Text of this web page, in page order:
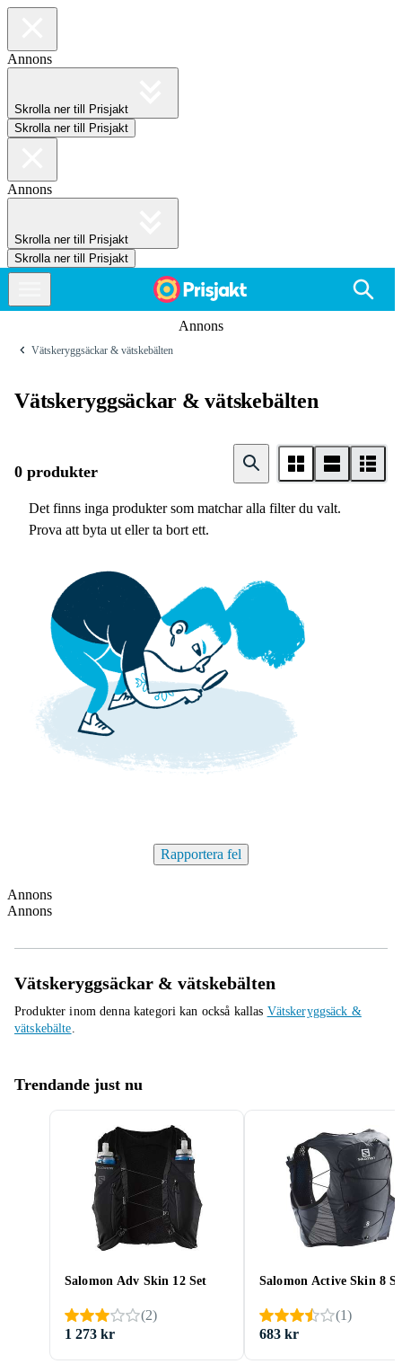
Annons
Skrolla ner till Prisjakt
Skrolla ner till Prisjakt
Annons
Skrolla ner till Prisjakt
Skrolla ner till Prisjakt
Annons
Vätskeryggsäckar & vätskebälten
Vätskeryggsäckar & vätskebälten
0 produkter
Det finns inga produkter som matchar alla filter du valt.
Prova att byta ut eller ta bort ett.
Rapportera fel
Annons
Annons
Vätskeryggsäckar & vätskebälten
Produkter inom denna kategori kan också kallas Vätskeryggsäck &
vätskebälte.
Trendande just nu
Salomon Adv Skin 12 Set
(2)
1 273 kr
Salomon Active Skin 8
(1)
683 kr